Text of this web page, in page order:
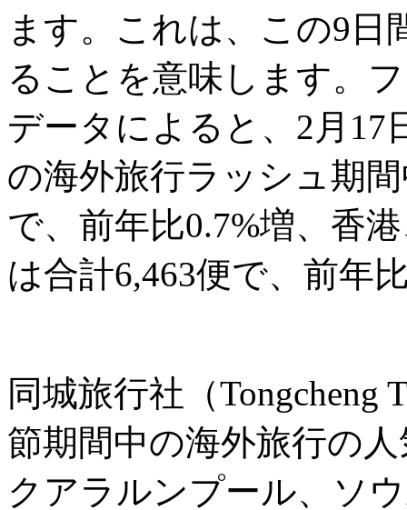
ます。これは、この9日
ることを意味します。
データによると、2月17
の海外旅行ラッシュ期
で、前年比0.7%増、香
は合計6,463便で、前年
同城旅行社（
節期間中の海外旅行の
クアラルンプール、ソ